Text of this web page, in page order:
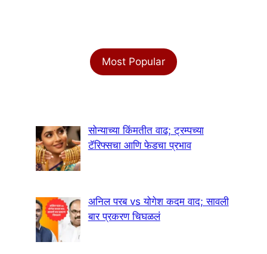
Most Popular
सोन्याच्या किंमतीत वाढ; ट्रम्पच्या
टॅरिफ्सचा आणि फेडचा प्रभाव
अनिल परब vs योगेश कदम वाद; सावली
बार प्रकरण चिघळलं